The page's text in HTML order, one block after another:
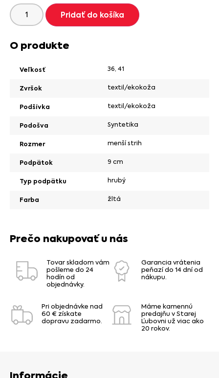
Pridať do košíka
O produkte
Veľkosť 36, 41
Zvršok textil/ekokoža
Podšívka textil/ekokoža
Podošva Syntetika
Rozmer menší strih
Podpätok 9 cm
Typ podpätku hrubý
Farba žltá
Prečo nakupovať u nás
Tovar skladom vám
pošleme do 24
hodín od
objednávky.
Garancia vrátenia
peňazí do 14 dní od
nákupu.
Pri objednávke nad
60 € získate
dopravu zadarmo.
Máme kamennú
predajňu v Starej
Ľubovni už viac ako
20 rokov.